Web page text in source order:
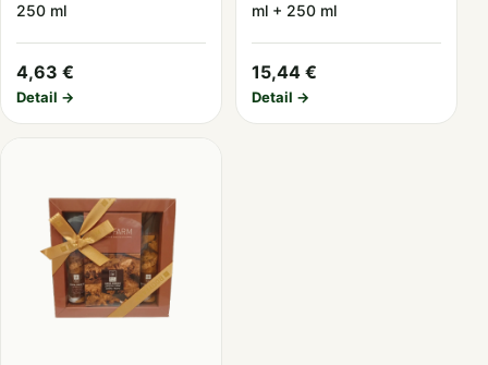
250 ml
4,63 €
Detail →
ml + 250 ml
15,44 €
Detail →